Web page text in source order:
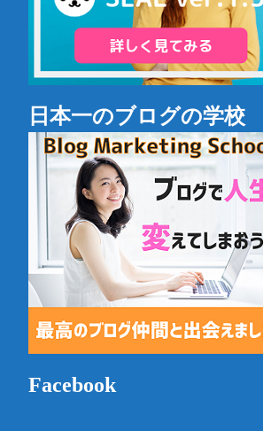
日本一のブログの学校
Facebook